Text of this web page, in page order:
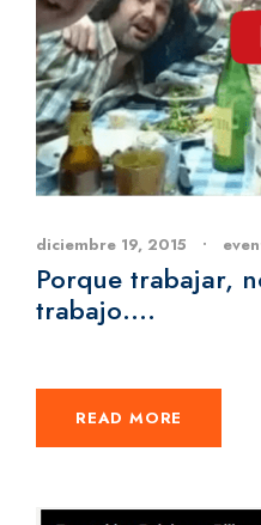
diciembre 19, 2015 •
Porque trabajar,
trabajo….
READ MORE